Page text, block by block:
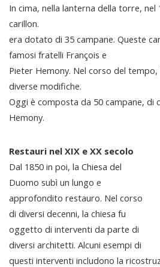
In cima, nella lanterna della torre, nel
carillon.
era dotato di 35 campane. Queste
famosi fratelli François e
Pieter Hemony. Nel corso del
diverse modifiche.
Oggi è composta da 50 campane, di
Hemony.
Restauri nel XIX e XX secolo
Dal 1850 in poi, la Chiesa del
Duomo subì un lungo e
approfondito restauro. Nel corso
di diversi decenni, la chiesa fu
oggetto di interventi da parte di
diversi architetti. Alcuni esempi di
questi interventi includono la